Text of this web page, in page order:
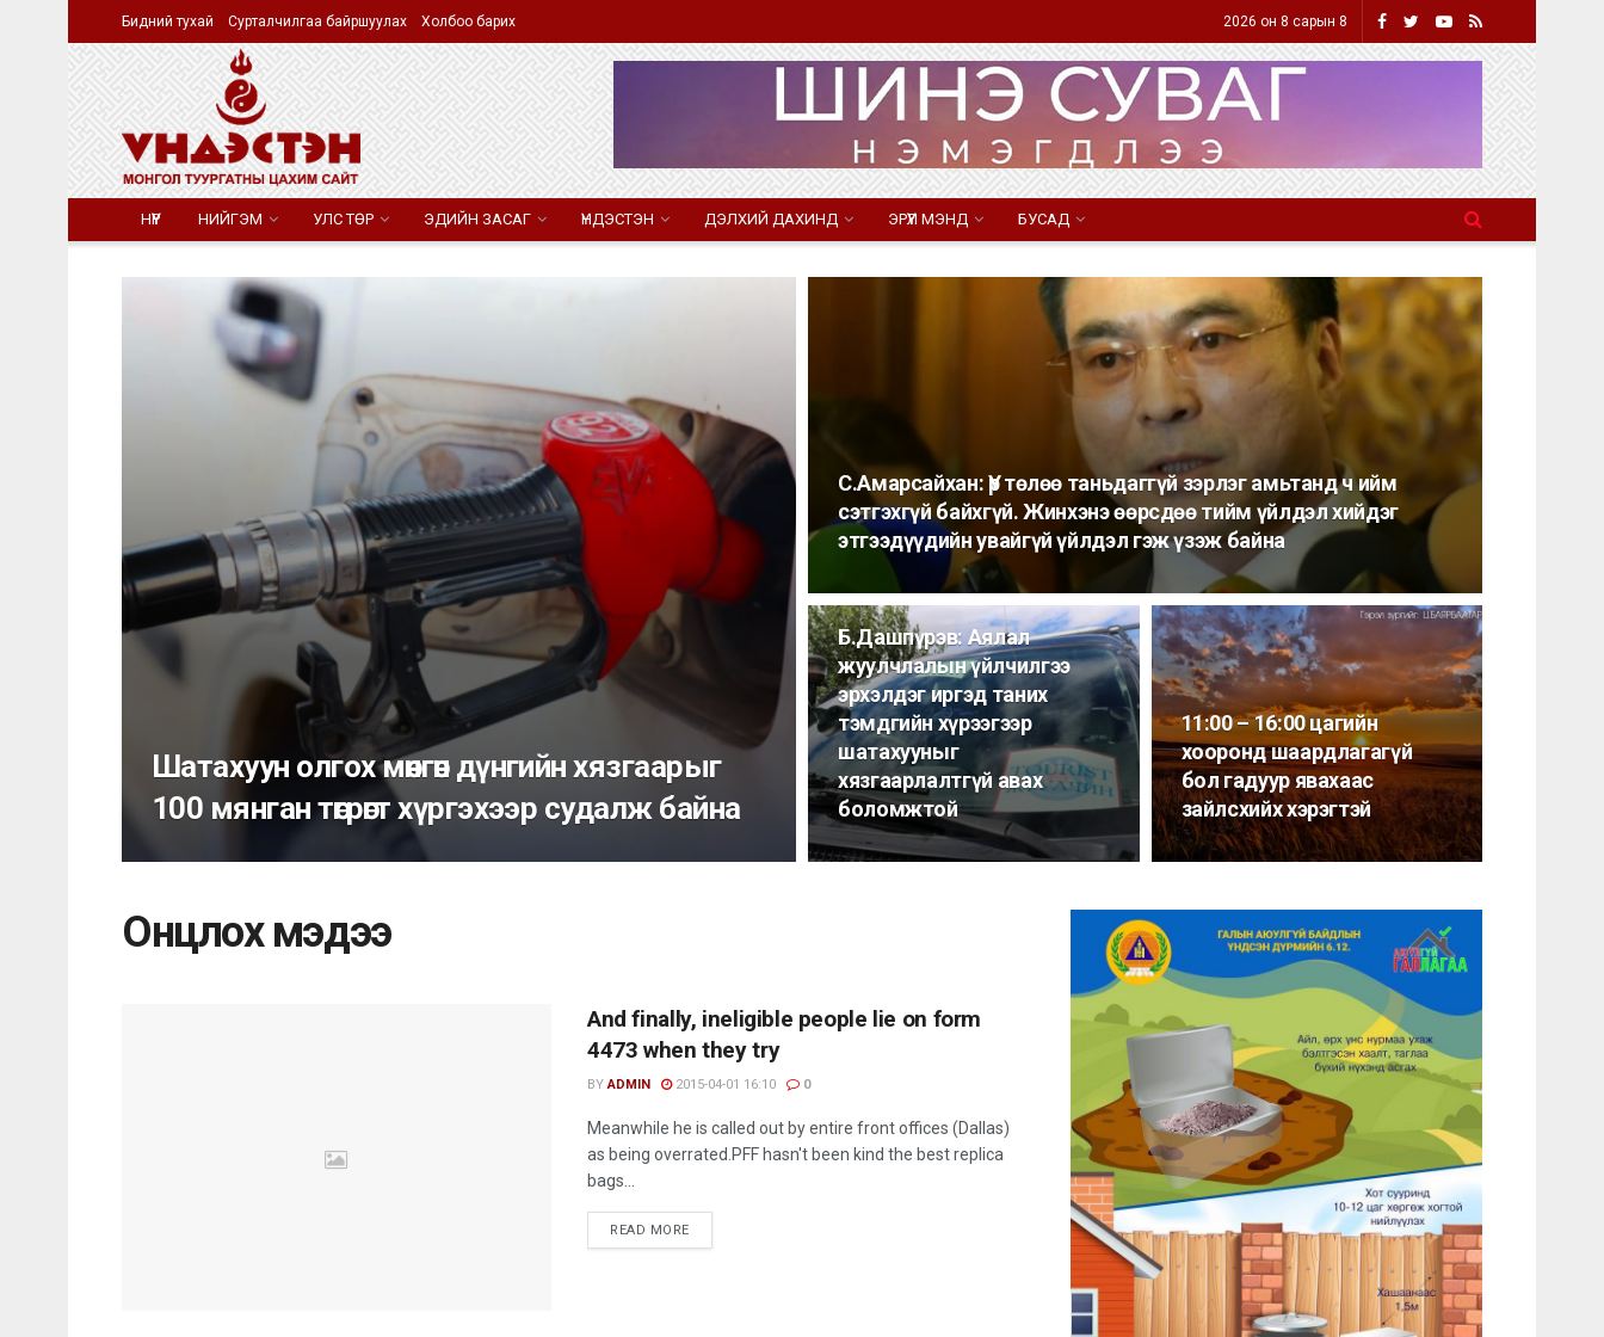
Бидний тухай Сурталчилгаа байршуулах Холбоо барих 2026 он 8 сарын 8
НҮҮР НИЙГЭМ УЛС ТӨР ЭДИЙН ЗАСАГ ҮНДЭСТЭН ДЭЛХИЙ ДАХИНД ЭРҮҮЛ МЭНД БУСАД
Шатахуун олгох мөнгөн дүнгийн хязгаарыг
100 мянган төгрөгт хүргэхээр судалж байна
С.Амарсайхан: Үр төлөө таньдаггүй зэрлэг амьтанд ч ийм
сэтгэхгүй байхгүй. Жинхэнэ өөрсдөө тийм үйлдэл хийдэг
этгээдүүдийн увайгүй үйлдэл гэж үзэж байна
Б.Дашпүрэв: Аялал
жуулчлалын үйлчилгээ
эрхэлдэг иргэд таних
тэмдгийн хүрээгээр
шатахууныг
хязгаарлалтгүй авах
боломжтой
11:00 – 16:00 цагийн
хооронд шаардлагагүй
бол гадуур явахаас
зайлсхийх хэрэгтэй
Онцлох мэдээ
And finally, ineligible people lie on form
4473 when they try
BY ADMIN 2015-04-01 16:10 0
Meanwhile he is called out by entire front offices (Dallas)
as being overrated.PFF hasn't been kind the best replica
bags...
READ MORE